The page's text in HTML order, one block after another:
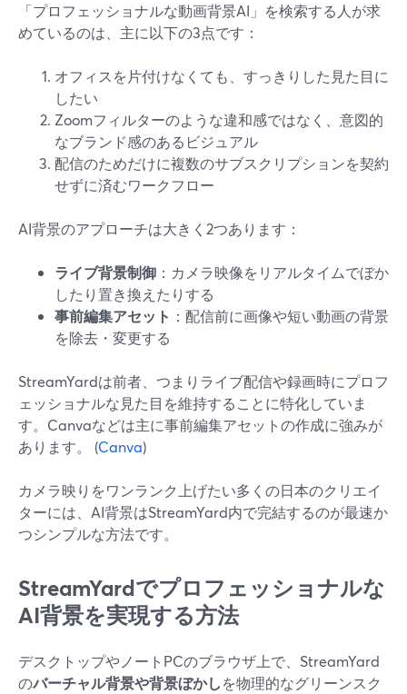
「プロフェッショナルな動画背景AI」を検索する人が求
めているのは、主に以下の3点です：
オフィスを片付けなくても、すっきりした見た目に
したい
Zoomフィルターのような違和感ではなく、意図的
なブランド感のあるビジュアル
配信のためだけに複数のサブスクリプションを契約
せずに済むワークフロー
AI背景のアプローチは大きく2つあります：
ライブ背景制御 ：カメラ映像をリアルタイムでぼか
したり置き換えたりする
事前編集アセット ：配信前に画像や短い動画の背景
を除去・変更する
StreamYardは前者、つまりライブ配信や録画時にプロフ
ェッショナルな見た目を維持することに特化していま
す。Canvaなどは主に事前編集アセットの作成に強みが
あります。 (Canva)
カメラ映りをワンランク上げたい多くの日本のクリエイ
ターには、AI背景はStreamYard内で完結するのが最速か
つシンプルな方法です。
StreamYardでプロフェッショナルな
AI背景を実現する方法
デスクトップやノートPCのブラウザ上で、StreamYard
のバーチャル背景や背景ぼかしを物理的なグリーンスク